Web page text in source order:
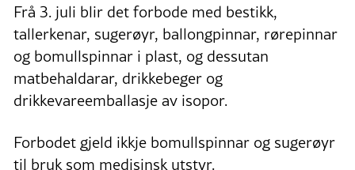
Frå 3. juli blir det forbode med bestikk,
tallerkenar, sugerøyr, ballongpinnar, rørepinnar
og bomullspinnar i plast, og dessutan
matbehaldarar, drikkebeger og
drikkevareemballasje av isopor.
Forbodet gjeld ikkje bomullspinnar og sugerøyr
til bruk som medisinsk utstyr.